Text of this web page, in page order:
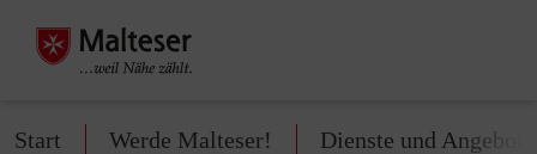
Start Werde Malteser! Dienste und Angebote